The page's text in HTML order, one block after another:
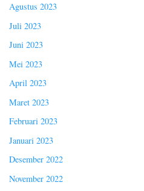
Agustus 2023
Juli 2023
Juni 2023
Mei 2023
April 2023
Maret 2023
Februari 2023
Januari 2023
Desember 2022
November 2022